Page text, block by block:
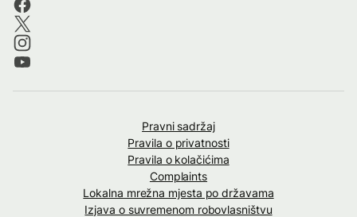
Pravni sadržaj
Pravila o privatnosti
Pravila o kolačićima
Complaints
Lokalna mrežna mjesta po državama
Izjava o suvremenom robovlasništvu